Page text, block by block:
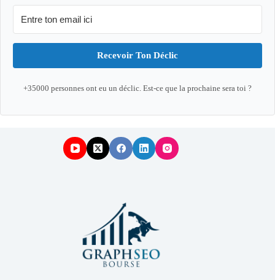
Recevoir Ton Déclic
+35000 personnes ont eu un déclic. Est-ce que la prochaine sera toi ?